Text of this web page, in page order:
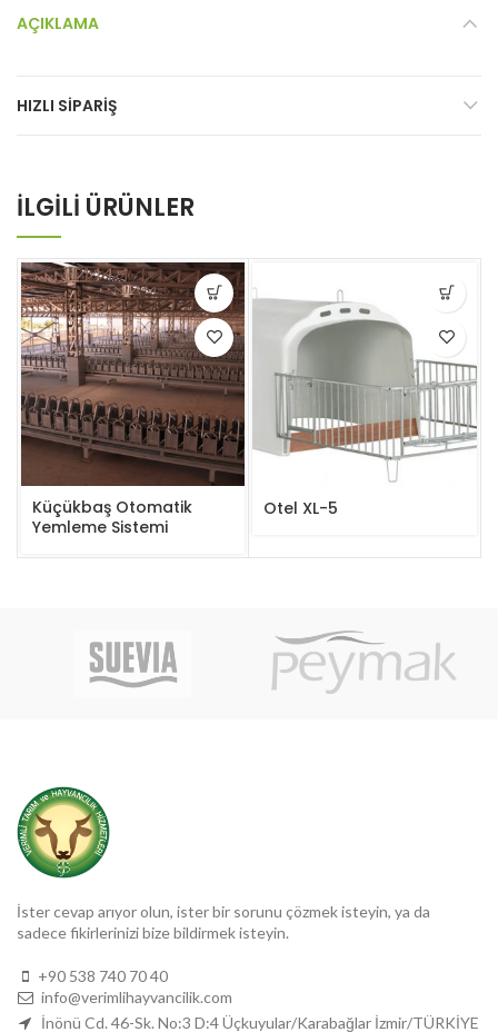
AÇIKLAMA
HIZLI SIPARIŞ
İLGILI ÜRÜNLER
Küçükbaş Otomatik
Yemleme Sistemi
Otel XL-5
İster cevap arıyor olun, ister bir sorunu çözmek isteyin, ya da
sadece fikirlerinizi bize bildirmek isteyin.
+90 538 740 70 40
info@verimlihayvancilik.com
İnönü Cd. 46-Sk. No:3 D:4 Üçkuyular/Karabağlar İzmir/TÜRKİYE